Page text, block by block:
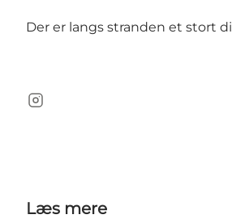
Der er langs stranden et stort
Instagram
Læs mere